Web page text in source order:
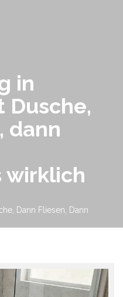
in
Dusche,
dann
wirklich
Dann Fliesen, Dann